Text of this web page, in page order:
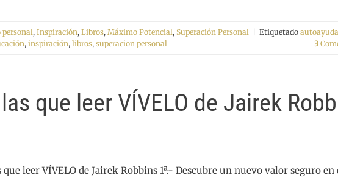
personal, Inspiración, Libros, Máximo Potencial, Superación Personal | Etiquetado autoayuda
, inspiración, libros, superacion personal 3
que leer VÍVELO de Jairek
leer VÍVELO de Jairek Robbins 1ª.- Descubre un nuevo valor seguro en